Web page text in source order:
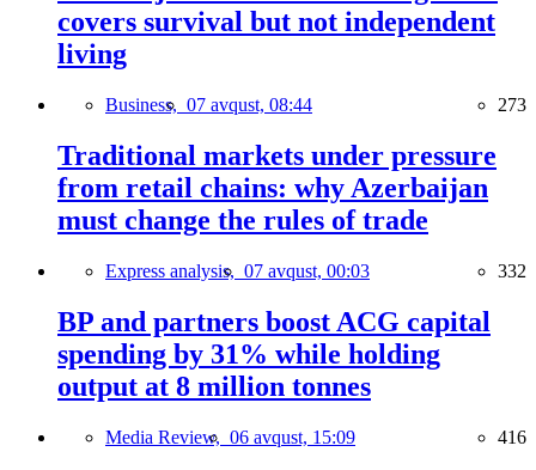
covers survival but not independent
living
Business, 07 avqust, 08:44 273
Traditional markets under pressure
from retail chains: why Azerbaijan
must change the rules of trade
Express analysis, 07 avqust, 00:03 332
BP and partners boost ACG capital
spending by 31% while holding
output at 8 million tonnes
Media Review, 06 avqust, 15:09 416